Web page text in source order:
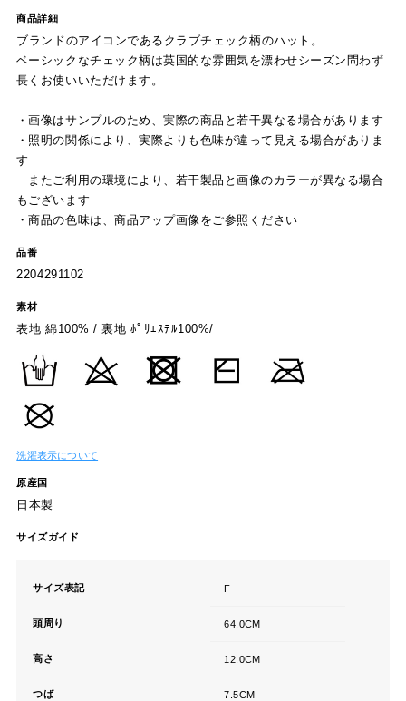
商品詳細
ブランドのアイコンであるクラブチェック柄のハット。
ベーシックなチェック柄は英国的な雰囲気を漂わせシーズン問わず
長くお使いいただけます。
・画像はサンプルのため、実際の商品と若干異なる場合があります
・照明の関係により、実際よりも色味が違って見える場合がありま
す
またご利用の環境により、若干製品と画像のカラーが異なる場合
もございます
・商品の色味は、商品アップ画像をご参照ください
品番
2204291102
素材
表地 綿100% / 裏地 ﾎﾟﾘｴｽﾃﾙ100%/
洗濯表示について
原産国
日本製
サイズガイド
サイズ表記 F
頭周り 64.0CM
高さ 12.0CM
つば 7.5CM